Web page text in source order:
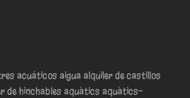
acuáticos aigua alquiler de castillos
de hinchables aquàtics aquàtics-